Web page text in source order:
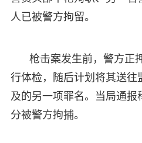
人已被警方拘留。
枪击案发生前，警方正
行体检，随后计划将其送往
及的另一项罪名。当局通报
分被警方拘捕。